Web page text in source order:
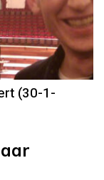
(30-1-